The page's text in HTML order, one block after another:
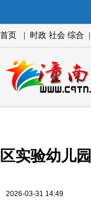
首页 时政 社会 综合
区实验幼儿
2026-03-31 14:49